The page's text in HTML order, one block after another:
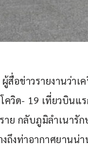
สื่อข่าวรายงานว่า
ควิด- 19 เที่ยวบินแ
าย กลับภูมิลำเนา
ถึงท่าอากาศยานน่